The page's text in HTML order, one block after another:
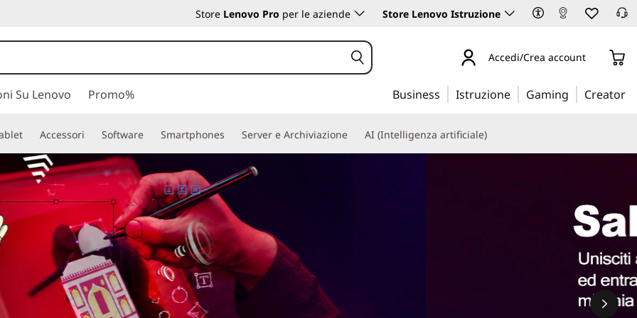
Store Lenovo Pro per le aziende Store Lenovo Istruzione
Accedi/Crea account
Su Lenovo Promo% Business Istruzione Gaming Creator
Accessori Software Smartphones Server e Archiviazione AI (Intelligenza artificiale)